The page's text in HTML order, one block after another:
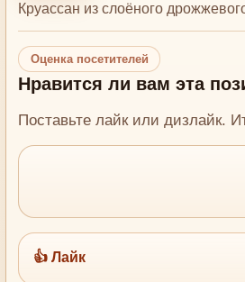
Круассан из слоёного
Оценка посетителей
Нравится ли вам эта
Поставьте лайк или дизлайк.
👍 Лайк